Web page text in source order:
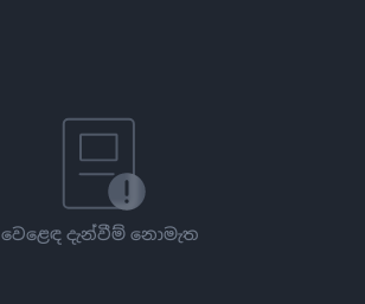
වෙළෙඳ දැන්වීම් නොමැත